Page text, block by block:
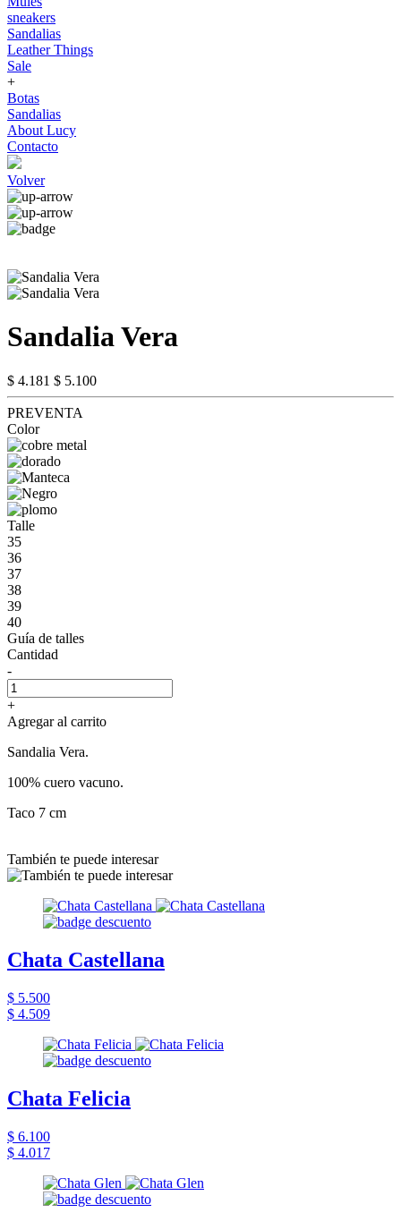
sneakers
Sandalias
Leather Things
Sale
+
Botas
Sandalias
About Lucy
Contacto
Volver
Sandalia Vera
$ 4.181 $ 5.100
PREVENTA
Color
Talle
35
36
37
38
39
40
Guía de talles
Cantidad
-
+
Agregar al carrito
Sandalia Vera.
100% cuero vacuno.
Taco 7 cm
También te puede interesar
Chata Castellana
$ 5.500
$ 4.509
Chata Felicia
$ 6.100
$ 4.017